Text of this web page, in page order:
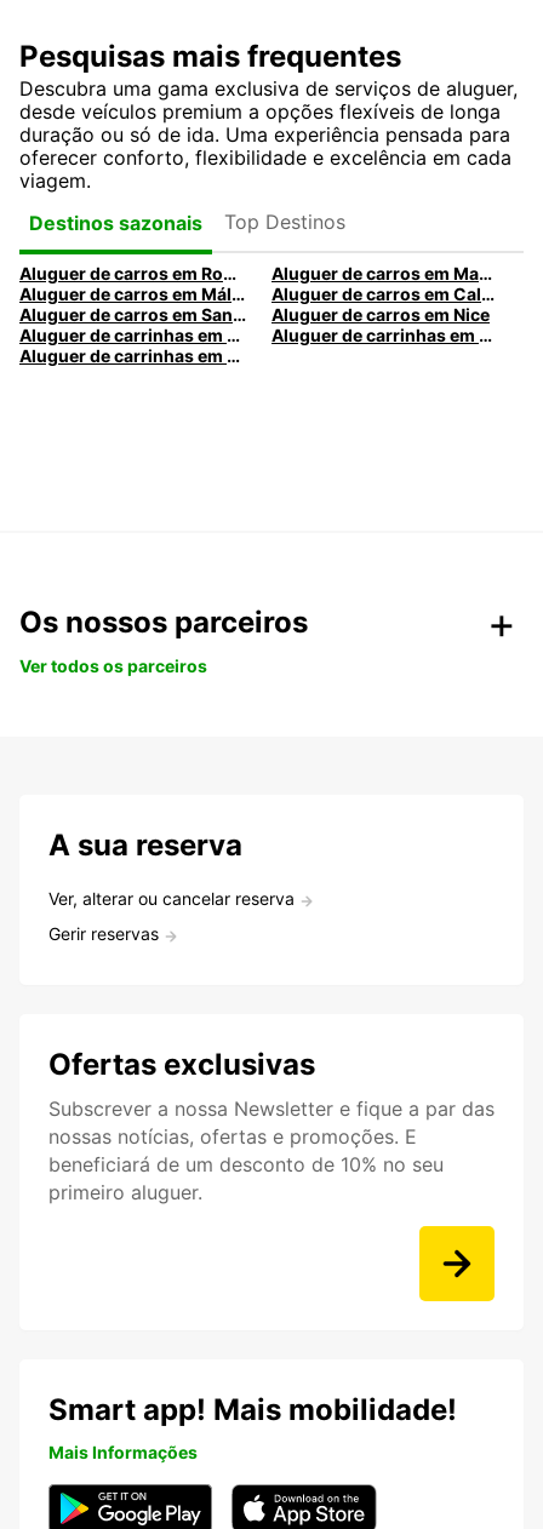
Pesquisas mais frequentes
Descubra uma gama exclusiva de serviços de aluguer,
desde veículos premium a opções flexíveis de longa
duração ou só de ida. Uma experiência pensada para
oferecer conforto, flexibilidade e excelência em cada
viagem.
Destinos sazonais
Top Destinos
Aluguer de carros em Roma
Aluguer de carros em Madrid
Aluguer de carros em Málaga
Aluguer de carros em Caldas da Rainha
Aluguer de carros em Santa Maria da Feira
Aluguer de carros em Nice
Aluguer de carrinhas em Nice
Aluguer de carrinhas em Santa Maria da Feira
Aluguer de carrinhas em Caldas da Rainha
Os nossos parceiros
Ver todos os parceiros
A sua reserva
Ver, alterar ou cancelar reserva
Gerir reservas
Ofertas exclusivas
Subscrever a nossa Newsletter e fique a par das
nossas notícias, ofertas e promoções. E
beneficiará de um desconto de 10% no seu
primeiro aluguer.
Smart app! Mais mobilidade!
Mais Informações